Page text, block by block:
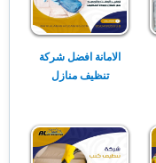
الامانة افضل شركة
تنظيف منازل